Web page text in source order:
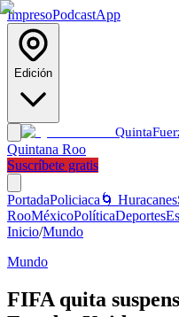
ImpresoPodcastApp
Edición
Quinta
Quintana Roo
Suscríbete gratis
PortadaPoliciaca 🌀 Huracanes
RooMéxicoPolíticaDeportes
Inicio/Mundo
Mundo
FIFA quita